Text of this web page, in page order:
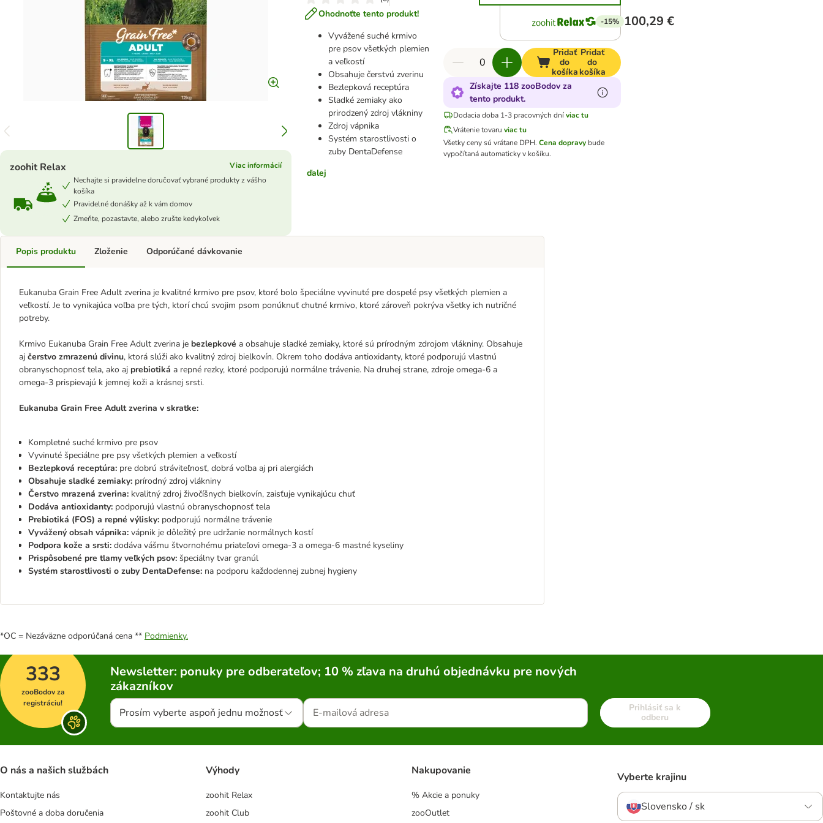
Ohodnoťte tento produkt!
Vyvážené suché krmivo
pre psov všetkých plemien
a veľkostí
Obsahuje čerstvú zverinu
Bezlepková receptúra
Sladké zemiaky ako
prirodzený zdroj vlákniny
Zdroj vápnika
Systém starostlivosti o
zuby DentaDefense
ďalej
zoohit Relax
Viac informácií
Nechajte si pravidelne doručovať vybrané produkty z vášho
košíka
Pravidelné donášky až k vám domov
Zmeňte, pozastavte, alebo zrušte kedykoľvek
-15% 100,29 €
Pridať
do
košíka
Pridať
do
košíka
Získajte 118 zooBodov za
tento produkt.
Dodacia doba 1-3 pracovných dní viac tu
Vrátenie tovaru viac tu
Všetky ceny sú vrátane DPH. Cena dopravybude
vypočítaná automaticky v košíku.
Popis produktu
Eukanuba Grain Free Adult zverina je kvalitné krmivo pre psov, ktoré bolo špeciálne vyvinuté pre dospelé psy všetkých plemien a
veľkostí. Je to vynikajúca voľba pre tých, ktorí chcú svojim psom ponúknuť chutné krmivo, ktoré zároveň pokrýva všetky ich nutričné
potreby.
Krmivo Eukanuba Grain Free Adult zverina je bezlepkové a obsahuje sladké zemiaky, ktoré sú prírodným zdrojom vlákniny. Obsahuje
aj čerstvo zmrazenú divinu, ktorá slúži ako kvalitný zdroj bielkovín. Okrem toho dodáva antioxidanty, ktoré podporujú vlastnú
obranyschopnosť tela, ako aj prebiotiká a repné rezky, ktoré podporujú normálne trávenie. Na druhej strane, zdroje omega-6 a
omega-3 prispievajú k jemnej koži a krásnej srsti.
Eukanuba Grain Free Adult zverina v skratke:
Kompletné suché krmivo pre psov
Vyvinuté špeciálne pre psy všetkých plemien a veľkostí
Bezlepková receptúra: pre dobrú stráviteľnosť, dobrá voľba aj pri alergiách
Obsahuje sladké zemiaky: prírodný zdroj vlákniny
Čerstvo mrazená zverina: kvalitný zdroj živočíšnych bielkovín, zaisťuje vynikajúcu chuť
Dodáva antioxidanty: podporujú vlastnú obranyschopnosť tela
Prebiotiká (FOS) a repné výlisky: podporujú normálne trávenie
Vyvážený obsah vápnika: vápnik je dôležitý pre udržanie normálnych kostí
Podpora kože a srsti: dodáva vášmu štvornohému priateľovi omega-3 a omega-6 mastné kyseliny
Prispôsobené pre tlamy veľkých psov: špeciálny tvar granúl
Systém starostlivosti o zuby DentaDefense: na podporu každodennej zubnej hygieny
Zloženie Odporúčané dávkovanie
*OC = Nezáväzne odporúčaná cena ** Podmienky.
333
zooBodov za
registráciu!
Newsletter: ponuky pre odberateľov; 10 % zľava na druhú objednávku pre nových
zákazníkov
Prosím vyberte aspoň jednu možnosť
Prihlásiť sa k
odberu
O nás a našich službách
Kontaktujte nás
Poštovné a doba doručenia
Výhody
zoohit Relax
zoohit Club
Nakupovanie
% Akcie a ponuky
zooOutlet
Vyberte krajinu
Slovensko / sk